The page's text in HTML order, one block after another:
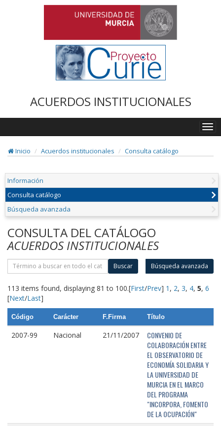
ACUERDOS INSTITUCIONALES
Inicio
Acuerdos institucionales Consulta catálogo
Información
Consulta catálogo
Búsqueda avanzada
CONSULTA DEL CATÁLOGO
ACUERDOS INSTITUCIONALES
Buscar Búsqueda avanzada
113 items found, displaying 81 to 100.[First/Prev] 1 , 2, 3, 4, 5, 6
[Next/Last]
Código Carácter F.Firma Título
2007-99 Nacional 21/11/2007
CONVENIO DE
COLABORACIÓN ENTRE
EL OBSERVATORIO DE
ECONOMÍA SOLIDARIA Y
LA UNIVERSIDAD DE
MURCIA EN EL MARCO
DEL PROGRAMA
"INCORPORA, FOMENTO
DE LA OCUPACIÓN"